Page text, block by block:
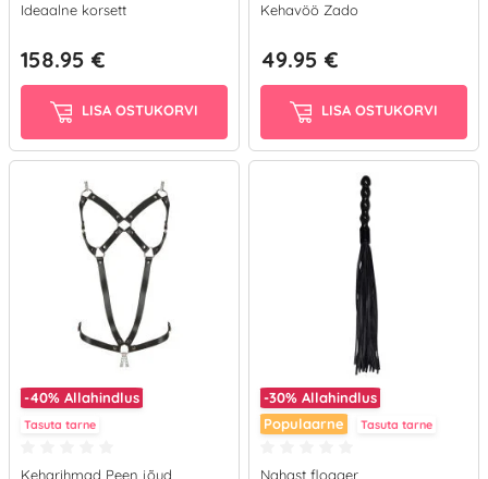
Ideaalne korsett
158.95 €
LISA OSTUKORVI
Kehavöö Zado
49.95 €
LISA OSTUKORVI
-40% Allahindlus
Tasuta tarne
Keharihmad Peen jõud
-30% Allahindlus
Populaarne
Tasuta tarne
Nahast flogger